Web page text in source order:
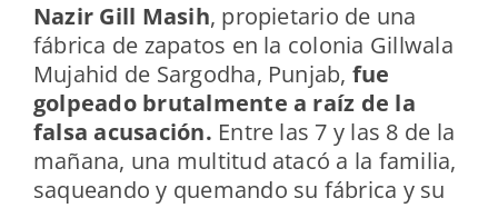
Nazir Gill Masih, propietario de una
fábrica de zapatos en la colonia Gillwala
Mujahid de Sargodha, Punjab, fue
golpeado brutalmente a raíz de la
falsa acusación. Entre las 7 y las 8 de la
mañana, una multitud atacó a la familia,
saqueando y quemando su fábrica y su